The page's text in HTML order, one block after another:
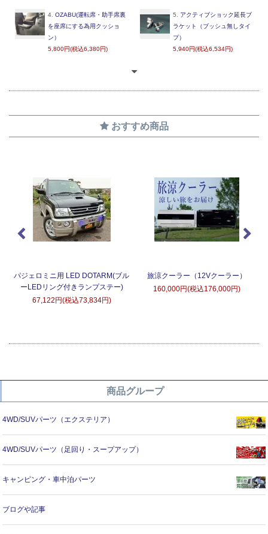
4. OZABU(運転席・助手席裏
を座席にする為用クッショ
ン）
5,800円(税込6,380円)
5.
アクティブショック延長ブ
ラケット（ブッシュ無しタイ
プ）
5,940円(税込6,534円)
おすすめ商品
パジェロミニ用 LED DOTARM(ブル
ーLEDリング付きランプステー)
67,122円(税込73,834円)
旅涼クーラー（12Vクーラー）
160,000円(税込176,000円)
商品グループ
4WD/SUVパーツ（エクステリア）
4WD/SUVパーツ（足回り・スープアップ）
キャンピング・車中泊パーツ
ブログや記事